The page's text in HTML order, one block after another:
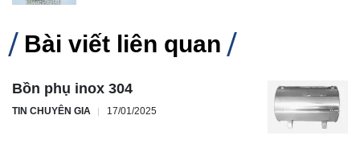
Bài viết liên quan
Bồn phụ inox 304
TIN CHUYÊN GIA 17/01/2025